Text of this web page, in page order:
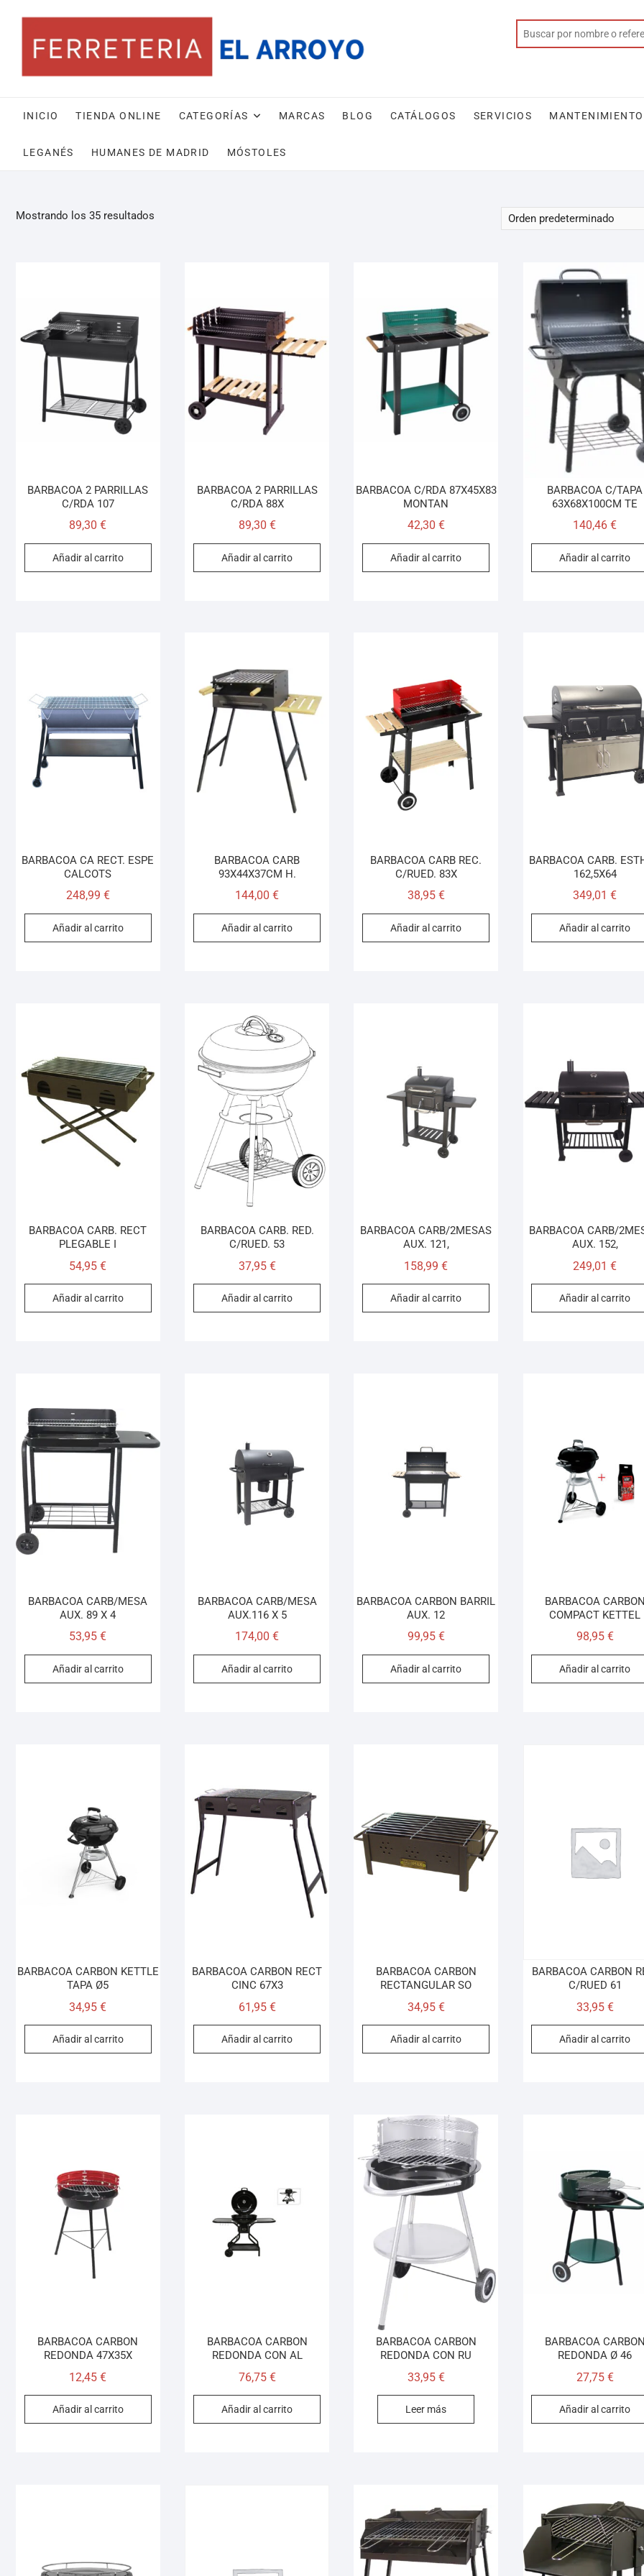
INICIO TIENDA ONLINE CATEGORÍAS MARCAS BLOG CATÁLOGOS SERVICIOS
LEGANÉS HUMANES DE MADRID MÓSTOLES
Mostrando los 35 resultados
BARBACOA 2 PARRILLAS
C/RDA 107
89,30€
Añadir al carrito
BARBACOA 2 PARRILLAS
C/RDA 88X
89,30 €
Añadir al carrito
BARBACOA C/RDA 87X45X83
MONTAN
42,30 €
Añadir al carrito
BARBACOA C/TAPA
63X68X100CM TE
140,46€
Añadir al carrito
BARBACOA CA RECT. ESPE
CALCOTS
248,99 €
Añadir al carrito
BARBACOA CARB
93X44X37CM H.
144,00€
Añadir al carrito
BARBACOA CARB REC.
C/RUED. 83X
38,95 €
Añadir al carrito
BARBACOA CARB.
162,5X64
349,01€
Añadir al carrito
BARBACOA CARB. RECT
PLEGABLE I
54,95€
Añadir al carrito
BARBACOA CARB. RED.
C/RUED. 53
37,95 €
Añadir al carrito
BARBACOA CARB/2MESAS
AUX. 121,
158,99€
Añadir al carrito
BARBACOA CARB/
AUX. 152,
249,01€
Añadir al carrito
BARBACOA CARB/MESA
AUX. 89 X 4
53,95€
Añadir al carrito
BARBACOA CARB/MESA
AUX.116 X 5
174,00€
Añadir al carrito
BARBACOA CARBON BARRIL
AUX. 12
99,95 €
Añadir al carrito
BARBACOA
COMPACT KETTEL
98,95 €
Añadir al carrito
BARBACOA CARBON KETTLE
TAPA Ø5
34,95€
Añadir al carrito
BARBACOA CARBON RECT
CINC 67X3
61,95 €
Añadir al carrito
BARBACOA CARBON
RECTANGULAR SO
34,95 €
Añadir al carrito
BARBACOA CARBON
C/RUED 61
33,95 €
Añadir al carrito
BARBACOA CARBON
REDONDA 47X35X
12,45€
Añadir al carrito
BARBACOA CARBON
REDONDA CON AL
76,75 €
Añadir al carrito
BARBACOA CARBON
REDONDA CON RU
33,95 €
Leer más
BARBACOA
REDONDA Ø 46
27,75 €
Añadir al carrito